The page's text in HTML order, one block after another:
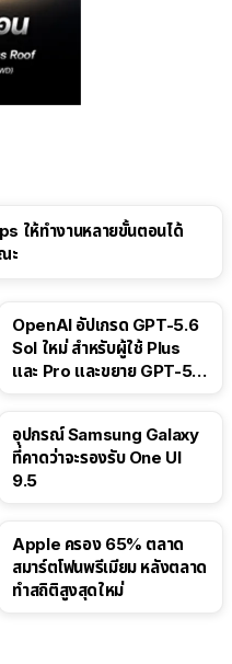
ให้ทำงานหลายขั้นตอนได้
ะ
OpenAI อัปเกรด GPT-5.6
Sol ใหม่ สำหรับผู้ใช้ Plus
และ Pro และขยาย GPT-5.6
อุปกรณ์ Samsung Galaxy
ที่คาดว่าจะรองรับ One UI
9.5
Apple ครอง 65% ตลาด
สมาร์ตโฟนพรีเมียม หลังตลาด
ทำสถิติสูงสุดใหม่